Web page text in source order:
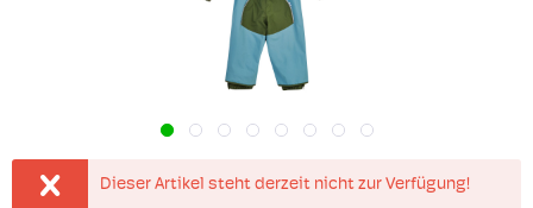
Dieser Artikel steht derzeit nicht zur Verfügung!